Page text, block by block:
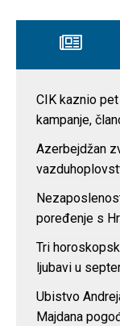
CIK kaznio
kampanje,
Azerbejdžan
poređenje s
Tri
ljubavi u
Ubistvo
Majdana